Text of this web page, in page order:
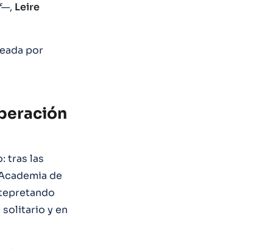
—, Leire
por
tras las
de
solitario y en